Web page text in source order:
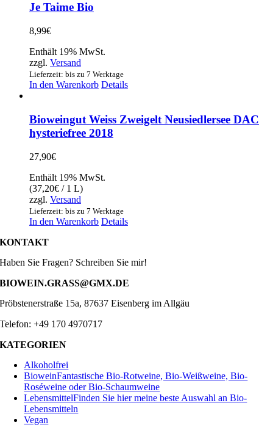
Je Taime Bio
8,99€
Enthält 19% MwSt.
zzgl. Versand
Lieferzeit: bis zu 7 Werktage
In den Warenkorb Details
Bioweingut Weiss Zweigelt Neusiedlersee DAC
hysteriefree 2018
27,90€
Enthält 19% MwSt.
(37,20€ / 1 L)
zzgl. Versand
Lieferzeit: bis zu 7 Werktage
In den Warenkorb Details
KONTAKT
Haben Sie Fragen? Schreiben Sie mir!
BIOWEIN.GRASS@GMX.DE
Pröbstenerstraße 15a, 87637 Eisenberg im Allgäu
Telefon: +49 170 4970717
KATEGORIEN
Alkoholfrei
BioweinFantastische Bio-Rotweine, Bio-Weißweine, Bio-
Roséweine oder Bio-Schaumweine
LebensmittelFinden Sie hier meine beste Auswahl an Bio-
Lebensmitteln
Vegan